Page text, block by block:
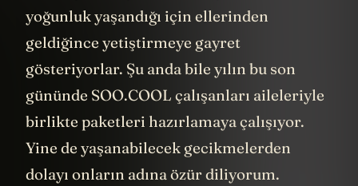
yoğunluk yaşandığı için ellerinden
geldiğince yetiştirmeye gayret
gösteriyorlar. Şu anda bile yılın bu son
gününde SOO.COOL çalışanları aileleriyle
birlikte paketleri hazırlamaya çalışıyor.
Yine de yaşanabilecek gecikmelerden
dolayı onların adına özür diliyorum.